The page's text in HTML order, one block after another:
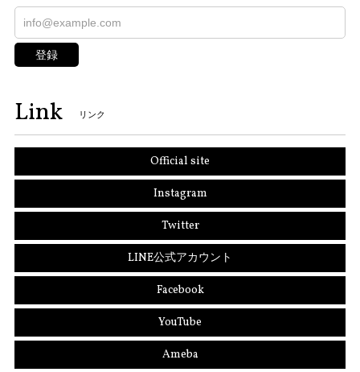
登録
Link リンク
Official site
Instagram
Twitter
LINE公式アカウント
Facebook
YouTube
Ameba